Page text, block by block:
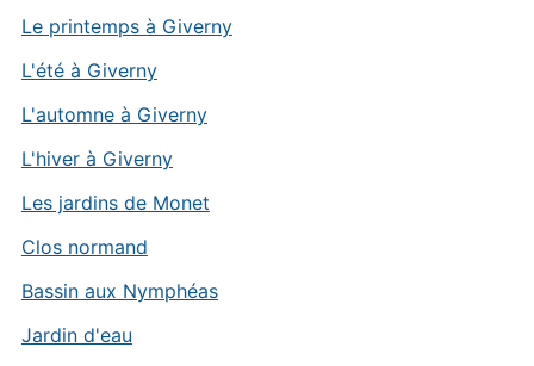
Le printemps à Giverny
L'été à Giverny
L'automne à Giverny
L'hiver à Giverny
Les jardins de Monet
Clos normand
Bassin aux Nymphéas
Jardin d'eau